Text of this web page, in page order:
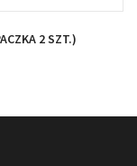
2 SZT.)